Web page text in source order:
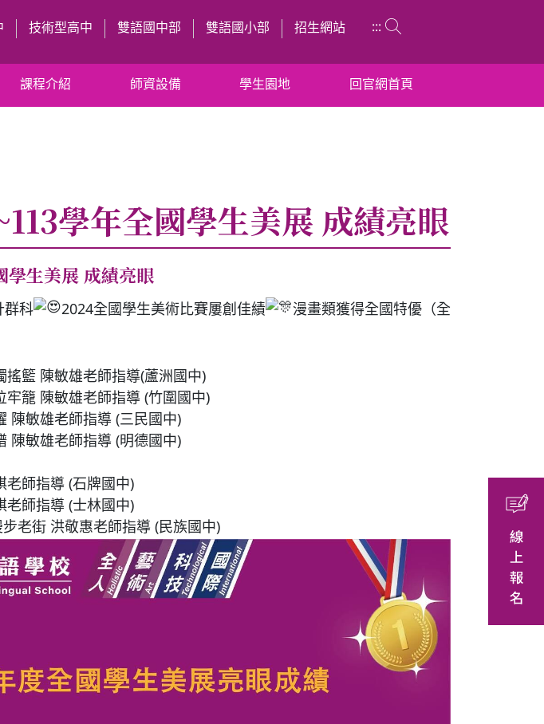
技術型高中 雙語國中部 雙語國小部 招生網站 :::
課程介紹 師資設備 學生園地 回官網首頁
學年全國學生美展 成績亮眼
學生美展 成績亮眼
群科 2024全國學生美術比賽屢創佳績
漫畫類獲得全國特優（全
搖籃 陳敏雄老師指導(蘆洲國中)
籠 陳敏雄老師指導 (竹圍國中)
陳敏雄老師指導 (三民國中)
陳敏雄老師指導 (明德國中)
老師指導 (石牌國中)
老師指導 (士林國中)
老街 洪敬惠老師指導 (民族國中)